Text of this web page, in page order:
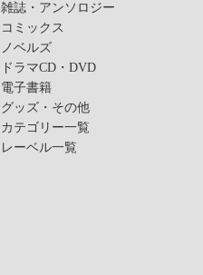
雑誌・アンソロジー
コミックス
ノベルズ
ドラマCD・DVD
電子書籍
グッズ・その他
カテゴリー一覧
レーベル一覧